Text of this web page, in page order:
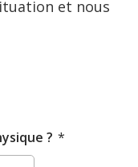
et nous
? *